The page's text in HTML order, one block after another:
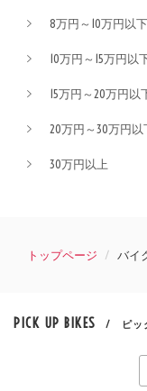
8万円～10万円以下
10万円～15万円以
15万円～20万円以
20万円～30万円以
30万円以上
トップページ バイ
PICK UP BIKES / ピッ